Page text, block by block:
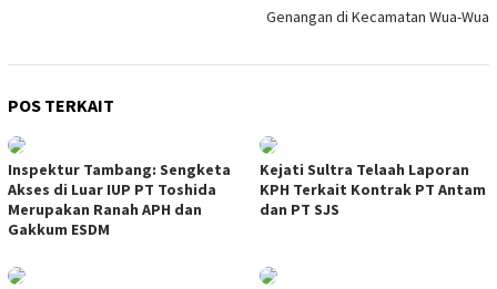
Genangan di Kecamatan Wua-Wua
POS TERKAIT
Inspektur Tambang: Sengketa
Akses di Luar IUP PT Toshida
Merupakan Ranah APH dan
Gakkum ESDM
Kejati Sultra Telaah Laporan
KPH Terkait Kontrak PT Antam
dan PT SJS